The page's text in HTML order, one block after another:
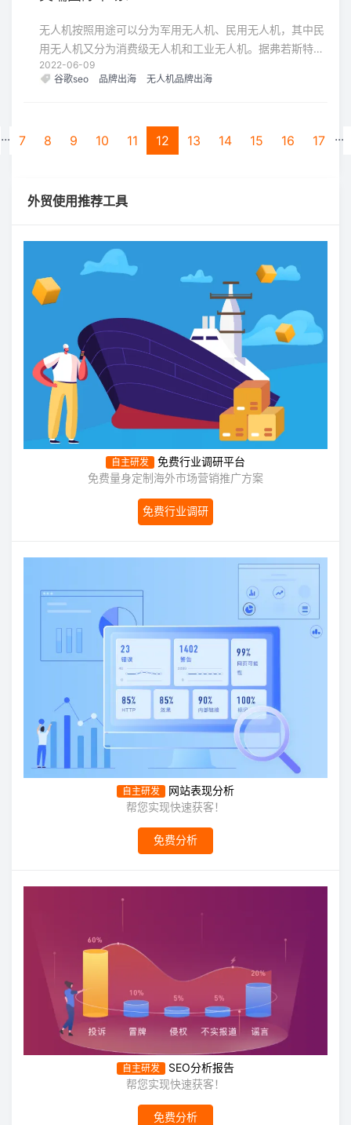
无人机按照用途可以分为军用无人机、民用无人机，其中民
用无人机又分为消费级无人机和工业无人机。据弗若斯特沙
利文预测，全球无人机2015-2019年复合增速19.40%，
2019年市场规模约为1360亿元，其中民用无人机和军用无
远高于军用无人机，预计未来几年逐步成为无人机市场的主
流机型。
2022-06-09
谷歌seo
品牌出海 无人机品牌出海
... 7 8 9 10 11 12 13 14 15 16 17 ...
外贸使用推荐工具
自主研发
免费行业调研平台
免费量身定制海外市场营销推广方案
免费行业调研
自主研发
网站表现分析
帮您实现快速获客！
免费分析
自主研发
SEO分析报告
帮您实现快速获客！
免费分析